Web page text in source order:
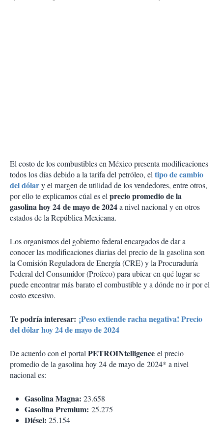
El costo de los combustibles en México presenta modificaciones
todos los días debido a la tarifa del petróleo, eltipo de cambio
del dólary el margen de utilidad de los vendedores, entre otros,
por ello te explicamos cúal es elprecio promedio de la
gasolina hoy 24 de mayo de 2024a nivel nacional y en otros
estados de la República Mexicana.
Los organismos del gobierno federal encargados de dar a
conocer las modificaciones diarias del precio de la gasolina son
la Comisión Reguladora de Energía (CRE) y la Procuraduría
Federal del Consumidor (Profeco) para ubicar en qué lugar se
puede encontrar más barato el combustible y a dónde no ir por el
costo excesivo.
Te podría interesar: ¡Peso extiende racha negativa! Precio
del dólar hoy 24 de mayo de 2024
De acuerdo con el portalPETROINtelligence el precio
promedio de la gasolina hoy 24 de mayo de 2024* a nivel
nacional es:
Gasolina Magna: 23.658
Gasolina Premium: 25.275
Diésel: 25.154